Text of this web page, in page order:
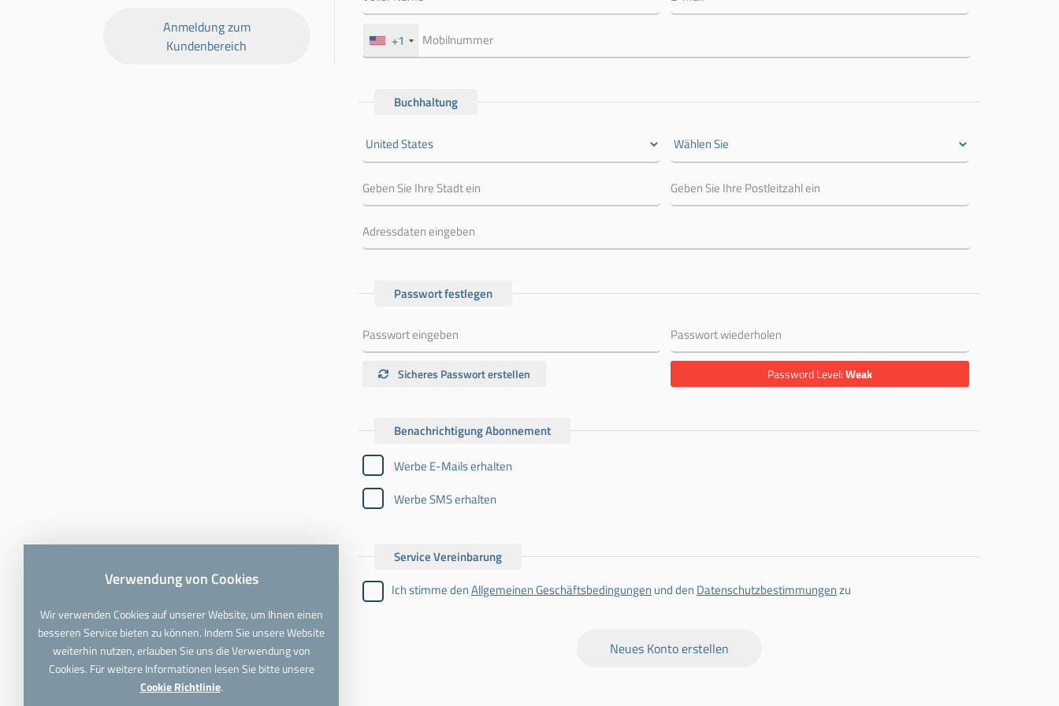
+1
Buchhaltung
Passwort festlegen
Sicheres Passwort erstellen Password Level:Weak
Benachrichtigung Abonnement
Werbe E-Mails erhalten
Werbe SMS erhalten
Service Vereinbarung
Ich stimme denAllgemeinen Geschäftsbedingungen und den Datenschutzbestimmungenzu
Neues Konto erstellen
Anmeldung zum
Kundenbereich
Verwendung von Cookies
Wir verwenden Cookies auf unserer Website, um Ihnen einen
besseren Service bieten zu können. Indem Sie unsere Website
weiterhin nutzen, erlauben Sie uns die Verwendung von
Cookies. Für weitere Informationen lesen Sie bitte unsere
Cookie Richtlinie.